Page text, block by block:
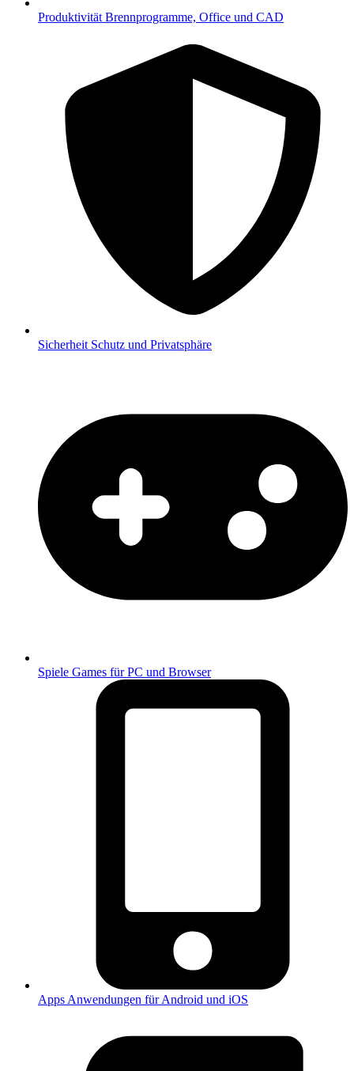
Produktivität Brennprogramme, Office und CAD
Sicherheit Schutz und Privatsphäre
Spiele Games für PC und Browser
Apps Anwendungen für Android und iOS